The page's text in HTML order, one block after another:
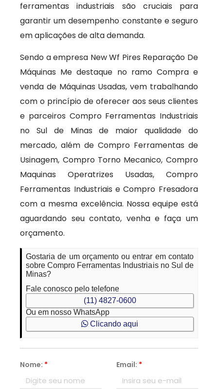
ferramentas industriais são cruciais para
garantir um desempenho constante e seguro
em aplicações de alta demanda.
Sendo a empresa New Wf Pires Reparação De
Máquinas Me destaque no ramo Compra e
venda de Máquinas Usadas, vem trabalhando
com o princípio de oferecer aos seus clientes
e parceiros Compro Ferramentas Industriais
no Sul de Minas de maior qualidade do
mercado, além de Compro Ferramentas de
Usinagem, Compro Torno Mecanico, Compro
Maquinas Operatrizes Usadas, Compro
Ferramentas Industriais e Compro Fresadora
com a mesma excelência. Nossa equipe está
aguardando seu contato, venha e faça um
orçamento.
Gostaria de um orçamento ou entrar em contato
sobre Compro Ferramentas Industriais no Sul de
Minas?
Fale conosco pelo telefone
(11) 4827-0600
Ou em nosso WhatsApp
Clicando aqui
Nome: * Email: *